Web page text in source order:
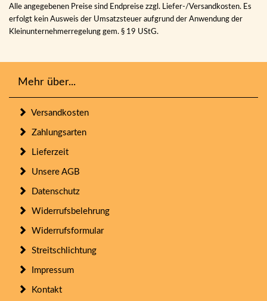
Alle angegebenen Preise sind Endpreise zzgl. Liefer-/Versandkosten. Es
erfolgt kein Ausweis der Umsatzsteuer aufgrund der Anwendung der
Kleinunternehmerregelung gem. § 19 UStG.
Mehr über...
Versandkosten
Zahlungsarten
Lieferzeit
Unsere AGB
Datenschutz
Widerrufsbelehrung
Widerrufsformular
Streitschlichtung
Impressum
Kontakt